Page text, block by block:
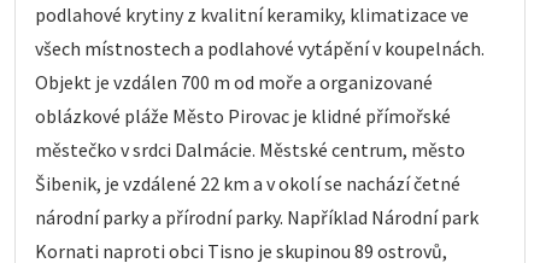
podlahové krytiny z kvalitní keramiky, klimatizace ve
všech místnostech a podlahové vytápění v koupelnách.
Objekt je vzdálen 700 m od moře a organizované
oblázkové pláže Město Pirovac je klidné přímořské
městečko v srdci Dalmácie. Městské centrum, město
Šibenik, je vzdálené 22 km a v okolí se nachází četné
národní parky a přírodní parky. Například Národní park
Kornati naproti obci Tisno je skupinou 89 ostrovů,